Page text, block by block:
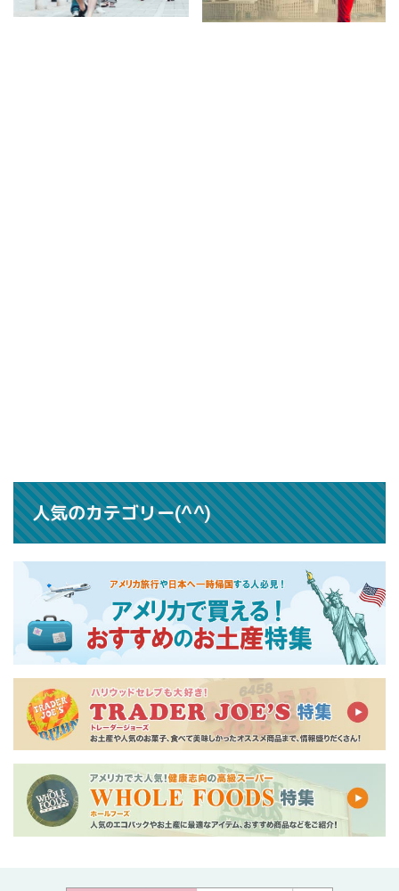
人気のカテゴリー(^^)